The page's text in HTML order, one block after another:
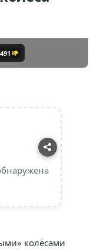
колёсами